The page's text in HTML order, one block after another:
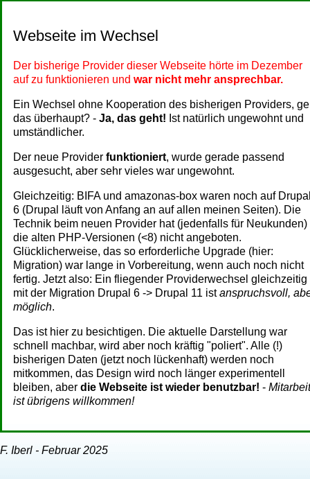
Webseite im Wechsel
Der bisherige Provider dieser Webseite hörte im Dezember
auf zu funktionieren und war nicht mehr ansprechbar.
Ein Wechsel ohne Kooperation des bisherigen Providers,
das überhaupt? - Ja, das geht! Ist natürlich ungewohnt und
umständlicher.
Der neue Provider funktioniert, wurde gerade passend
ausgesucht, aber sehr vieles war ungewohnt.
Gleichzeitig: BIFA und amazonas-box waren noch auf
6 (Drupal läuft von Anfang an auf allen meinen Seiten). Die
Technik beim neuen Provider hat (jedenfalls für Neukunden)
die alten PHP-Versionen (<8) nicht angeboten.
Glücklicherweise, das so erforderliche Upgrade (hier:
Migration) war lange in Vorbereitung, wenn auch noch nicht
fertig. Jetzt also: Ein fliegender Providerwechsel gleichzeitig
mit der Migration Drupal 6 -> Drupal 11 istanspruchsvoll,
möglich.
Das ist hier zu besichtigen. Die aktuelle Darstellung war
schnell machbar, wird aber noch kräftig "poliert". Alle (!)
bisherigen Daten (jetzt noch lückenhaft) werden noch
mitkommen, das Design wird noch länger experimentell
bleiben, aber die Webseite ist wieder benutzbar! - Mitarbeit
ist übrigens willkommen!
F. Iberl - Februar 2025